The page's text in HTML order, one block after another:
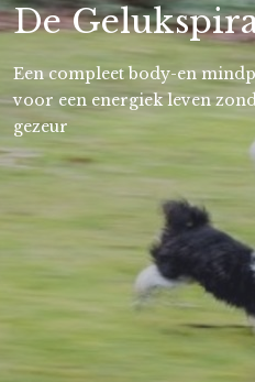
De
Een compleet body-en
voor een energiek leven
gezeur